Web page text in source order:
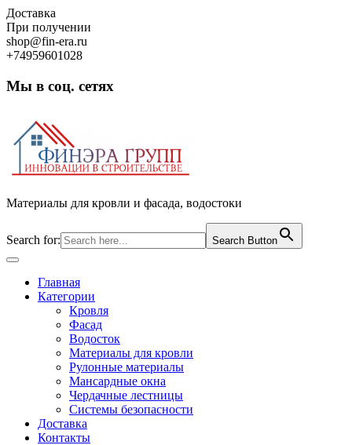
Skip
to
content
Доставка
При получении
shop@fin-era.ru
+74959601028
Мы в соц. сетях
Материалы для кровли и фасада, водостоки
Search for: Search Button
Open
ButtonГлавная
Категории
Кровля
Фасад
Водосток
Материалы для кровли
Рулонные материалы
Мансардные окна
Чердачные лестницы
Системы безопасности
Доставка
Контакты